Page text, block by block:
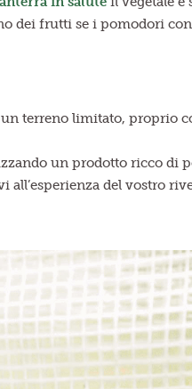
dei frutti se i pomodori
terreno limitato, proprio
un prodotto ricco di
del vostro